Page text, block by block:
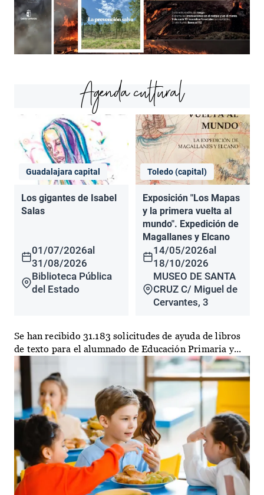
Agenda cultural
Guadalajara capital
Los gigantes de Isabel
Salas
01/07/2026al
31/08/2026
Biblioteca Pública
del Estado
Toledo (capital)
Exposición "Los Mapas
y la primera vuelta al
mundo". Expedición de
Magallanes y Elcano
14/05/2026al
18/10/2026
MUSEO DE SANTA
CRUZ C/ Miguel de
Cervantes, 3
Se han recibido 31.183 solicitudes de ayuda de libros
de texto para el alumnado de Educación Primaria y...